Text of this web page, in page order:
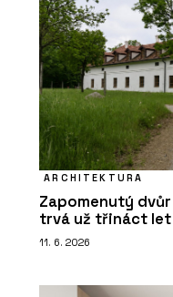
ARCHITEKTURA
Zapomenutý
trvá už třináct let
11. 6. 2026